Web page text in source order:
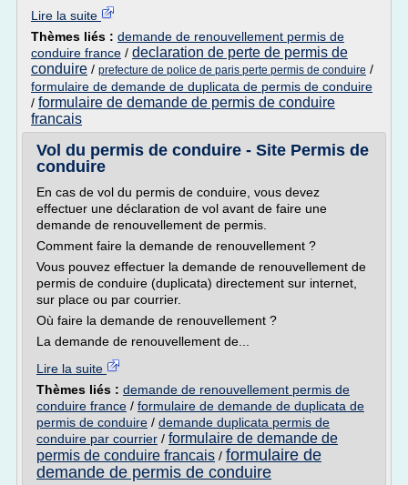
Lire la suite
Thèmes liés : demande de renouvellement permis de
conduire france / declaration de perte de permis de
conduire / prefecture de police de paris perte permis de conduire /
formulaire de demande de duplicata de permis de conduire
/ formulaire de demande de permis de conduire
francais
Vol du permis de conduire - Site Permis de
conduire
En cas de vol du permis de conduire, vous devez
effectuer une déclaration de vol avant de faire une
demande de renouvellement de permis.
Comment faire la demande de renouvellement ?
Vous pouvez effectuer la demande de renouvellement de
permis de conduire (duplicata) directement sur internet,
sur place ou par courrier.
Où faire la demande de renouvellement ?
La demande de renouvellement de...
Lire la suite
Thèmes liés : demande de renouvellement permis de
conduire france / formulaire de demande de duplicata de
permis de conduire / demande duplicata permis de
conduire par courrier / formulaire de demande de
permis de conduire francais / formulaire de
demande de permis de conduire